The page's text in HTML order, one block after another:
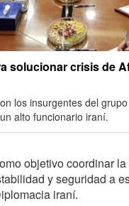
solucionar crisis de
los insurgentes del
alto funcionario iraní.
objetivo coordinar
y seguridad a
iraní.